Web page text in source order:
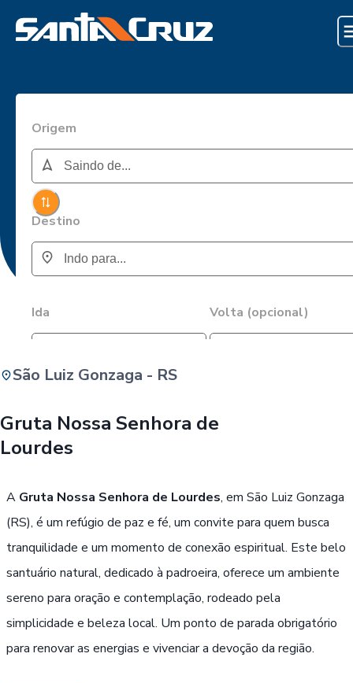
Origem
Destino
Ida Volta (opcional)
São Luiz Gonzaga - RS
Gruta Nossa Senhora de
Lourdes
A Gruta Nossa Senhora de Lourdes, em São Luiz Gonzaga
(RS), é um refúgio de paz e fé, um convite para quem busca
tranquilidade e um momento de conexão espiritual. Este belo
santuário natural, dedicado à padroeira, oferece um ambiente
sereno para oração e contemplação, rodeado pela
simplicidade e beleza local. Um ponto de parada obrigatório
para renovar as energias e vivenciar a devoção da região.